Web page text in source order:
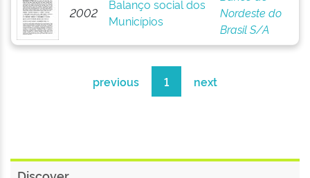
2002
Balanço social dos
Municípios
Nordeste do
Brasil S/A
previous 1 next